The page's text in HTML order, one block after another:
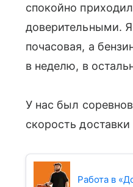
спокойно
доверительными. Я
почасовая, а
в неделю, в
У нас был
скорость
Работа в